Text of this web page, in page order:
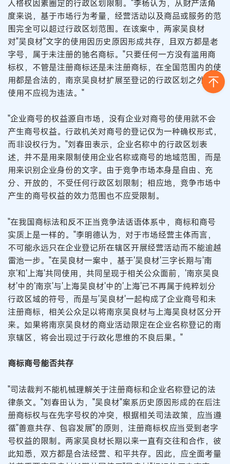
人格权因素圈定的行政区划限制。"李杨认为，从财产法角
度来说，基于市场行为考量，经营活动以及商品或服务的范
围完全可以超过行政区划范围。在该案中，两家吴良材
对"吴良材"文字的使用因历史原因形成共存，且双方都是老
字号，属于未注册的驰名商标。"只要任何一方没有滥用商
标权，不管是注册商标还是未注册商标，在全国范围内的使
用都是合法的，南京吴良材扩展至登记的行政区划之外进行
使用不应视为违法。"
"企业商号的权益源自市场，没有企业对商号的使用就不会
产生商号权益。行政机关对商号的登记仅为一种确权形式，
而非设权行为。"刘春田表示，企业名称中的行政区划表
述，并不是用来限制使用企业名称或商号的地域范围，而是
用来识别企业身份的文字。由于竞争市场本身是自由、充
分、开放的，不受任何行政区划限制；相应地，竞争市场中
产生的商号权益的效力范围也不应受限制。
"在我国商标法和反不正当竞争法话语体系中，商标和商号
实质上是一样的。"李明德认为，对于市场经营主体而言，
不可能永远只在企业登记所在辖区开展经营活动而不能逾越
雷池一步。"在吴良材一案中，基于'吴良材'三字长期与'南
京'和'上海'共同使用，共同呈现于相关公众面前，'南京吴良
材'中的'南京'与'上海吴良材'中的'上海'已不再属于纯粹划分
行政区域的符号，而是与'吴良材'一起构成了企业商号和未
注册商标，相关公众足以将南京吴良材与上海吴良材区分开
来。如果将南京吴良材的商业活动限定在企业名称登记的南
京辖区，将会出现过于行政化思维的不良后果。"
商标商号能否共存
"司法裁判不能机械理解关于注册商标和企业名称登记的法
律条文。"刘春田认为，"吴良材"案系历史原因形成的在后注
册商标权与在先字号权的冲突，根据相关司法政策，应当遵
循"善意共存、包容发展"的原则，注册商标权应当受到老字
号权益的限制。两家吴良材长期以来一直有交往和合作，彼
此知悉，双方都是合法经营、和平共存。因此，应全面考量